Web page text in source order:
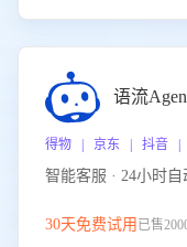
语流
得物 | 京东 | 抖音 |
智能客服 · 24小时
30天免费试用 已售